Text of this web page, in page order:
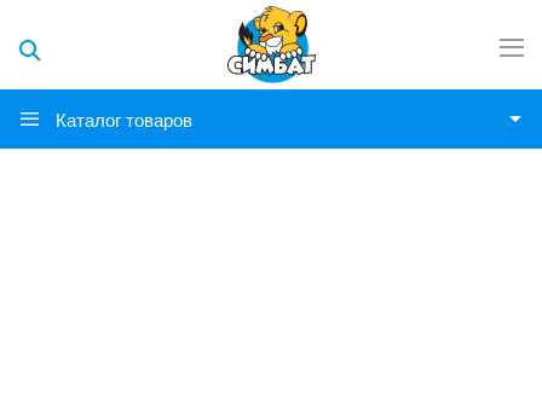
Каталог товаров